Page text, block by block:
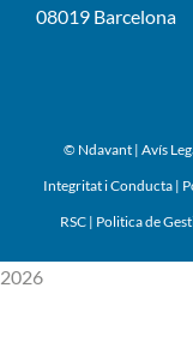
08019 Barcelona
© Ndavant | Avís
Integritat i Conducta |
RSC | Politica de
2026